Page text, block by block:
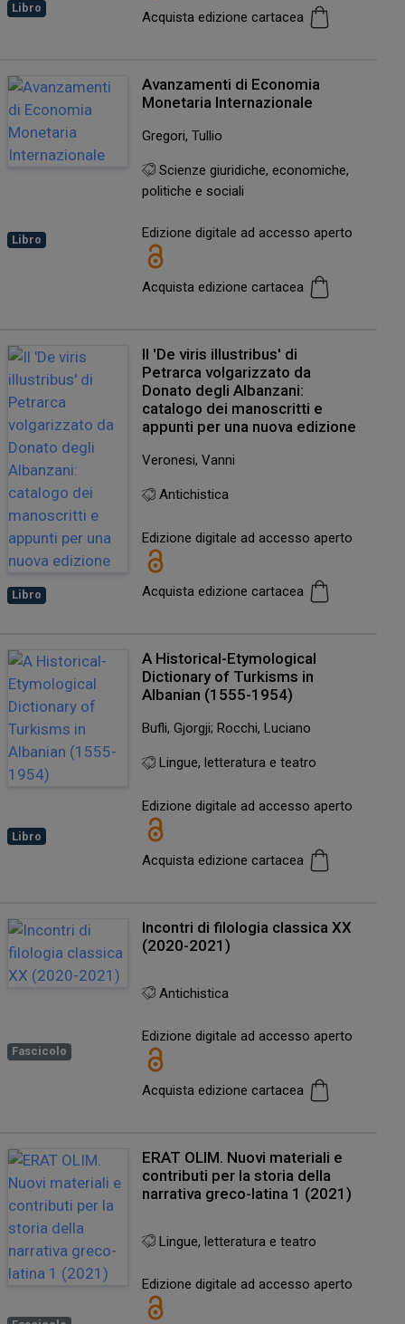
Libro
Acquista edizione cartacea
Libro
Avanzamenti di Economia
Monetaria Internazionale
Gregori, Tullio
Scienze giuridiche, economiche,
politiche e sociali
Edizione digitale ad accesso aperto
Acquista edizione cartacea
Libro
Il 'De viris illustribus' di
Petrarca volgarizzato da
Donato degli Albanzani:
catalogo dei manoscritti e
appunti per una nuova edizione
Veronesi, Vanni
Antichistica
Edizione digitale ad accesso aperto
Acquista edizione cartacea
Libro
A Historical-Etymological
Dictionary of Turkisms in
Albanian (1555-1954)
Bufli, Gjorgji; Rocchi, Luciano
Lingue, letteratura e teatro
Edizione digitale ad accesso aperto
Acquista edizione cartacea
Fascicolo
Incontri di filologia classica XX
(2020-2021)
Antichistica
Edizione digitale ad accesso aperto
Acquista edizione cartacea
ERAT OLIM. Nuovi materiali e
contributi per la storia della
narrativa greco-latina 1 (2021)
Lingue, letteratura e teatro
Edizione digitale ad accesso aperto